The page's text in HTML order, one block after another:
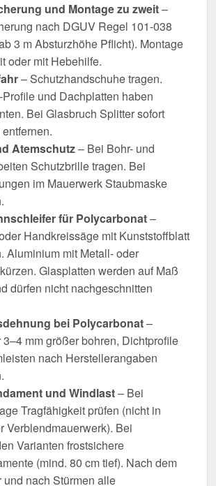
und Montage zu zweit–
nach DGUV Regel 101-038
3 m Absturzhöhe Pflicht). Montage
oder mit Hebehilfe.
– Schutzhandschuhe tragen.
und Dachplatten haben
Bei Glasbruch Splitter sofort
Atemschutz– Bei Bohr- und
Schutzbrille tragen. Bei
im Mauerwerk Staubmaske
für Polycarbonat–
Handkreissäge mit Kunststoffblatt
Aluminium mit Metall- oder
Glasplatten werden auf Maß
dürfen nicht nachgeschnitten
bei Polycarbonat–
mm größer bohren, Dichtprofile
nach Herstellerangaben
und Windlast– Bei
Tragfähigkeit prüfen (nicht in
Verblendmauerwerk). Bei
Varianten frostsichere
(mind. 80 cm tief). Nach dem
und nach Stürmen alle